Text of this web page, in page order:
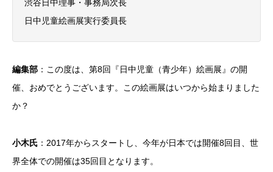
渋谷日中理事・事務局次長
日中児童絵画展実行委員長
編集部 ：この度は、第8回『日中児童（青少年）絵画展』の開
催、おめでとうございます。この絵画展はいつから始まりました
か？
小木氏 ：2017年からスタートし、今年が日本では開催8回目、世
界全体での開催は35回目となります。